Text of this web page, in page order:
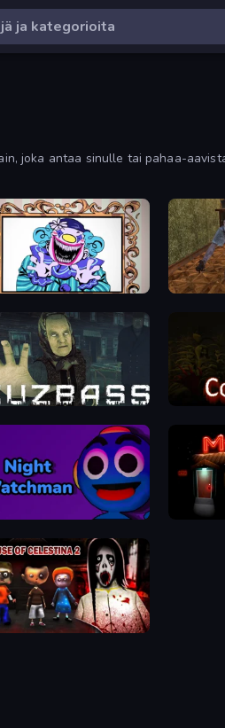
joka antaa sinulle tai pahaa-
of Sorrows
Horror Cornfield
Bear
House of Celestina: Chapter Two